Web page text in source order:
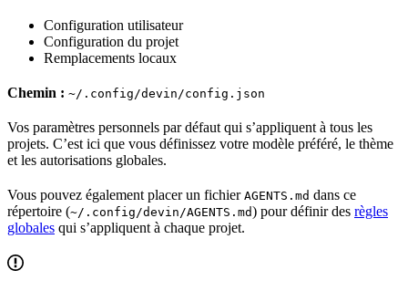
Configuration utilisateur
Configuration du projet
Remplacements locaux
Chemin : ~/.config/devin/config.json
Vos paramètres personnels par défaut qui s’appliquent à tous les
projets. C’est ici que vous définissez votre modèle préféré, le thème
et les autorisations globales.
Vous pouvez également placer un fichier AGENTS.md dans ce
répertoire (~/.config/devin/AGENTS.md) pour définir des règles
globales qui s’appliquent à chaque projet.